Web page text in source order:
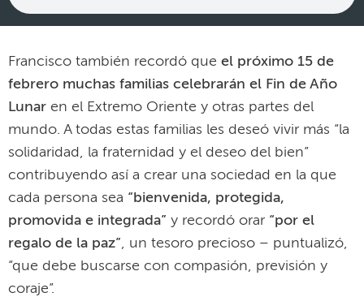
Francisco también recordó que el próximo 15 de
febrero muchas familias celebrarán el Fin de Año
Lunar en el Extremo Oriente y otras partes del
mundo. A todas estas familias les deseó vivir más “la
solidaridad, la fraternidad y el deseo del bien”
contribuyendo así a crear una sociedad en la que
cada persona sea “bienvenida, protegida,
promovida e integrada” y recordó orar “por el
regalo de la paz”, un tesoro precioso – puntualizó,
“que debe buscarse con compasión, previsión y
coraje”.